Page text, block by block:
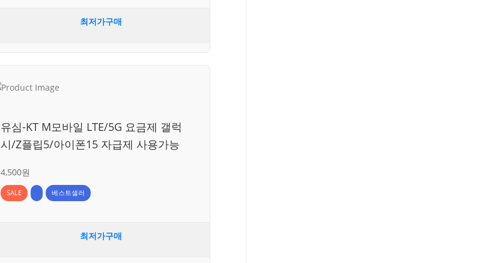
최저가구매
유심-KT M모바일 LTE/5G 요금제 갤럭
시/Z플립5/아이폰15 자급제 사용가능
4,500원
SALE 베스트셀러
최저가구매